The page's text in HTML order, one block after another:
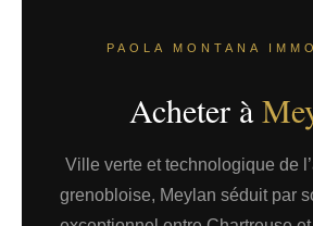
PAOLA MONTANA
Acheter à
Ville verte et technologique de
grenobloise, Meylan séduit par